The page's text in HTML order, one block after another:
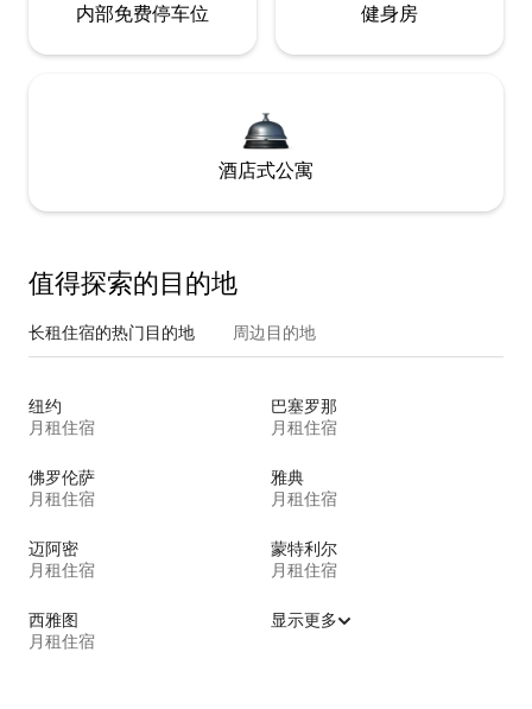
内部免费停车位 健身房
酒店式公寓
值得探索的目的地
长租住宿的热门目的地 周边目的地
纽约
月租住宿
巴塞罗那
月租住宿
佛罗伦萨
月租住宿
雅典
月租住宿
迈阿密
月租住宿
蒙特利尔
月租住宿
西雅图
月租住宿
显示更多